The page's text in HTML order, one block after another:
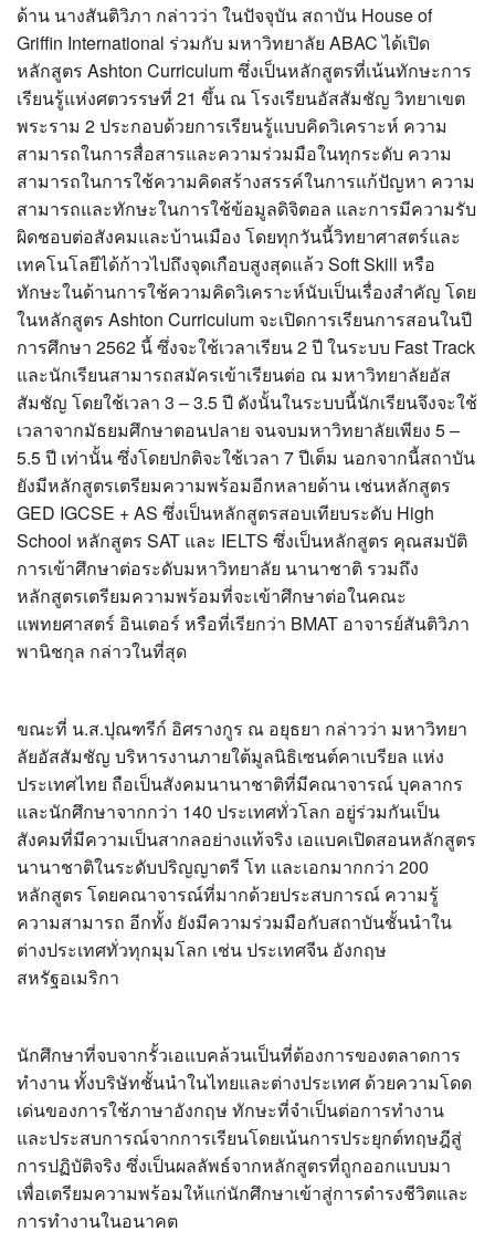
ด้าน นางสันติวิภา กล่าวว่า ในปัจจุบัน สถาบัน House of
Griffin International ร่วมกับ มหาวิทยาลัย ABAC ได้เปิด
หลักสูตร Ashton Curriculum ซึ่งเป็นหลักสูตรที่เน้นทักษะการ
เรียนรู้แห่งศตวรรษที่ 21 ขึ้น ณ โรงเรียนอัสสัมชัญ วิทยาเขต
พระราม 2 ประกอบด้วยการเรียนรู้แบบคิดวิเคราะห์ ความ
สามารถในการสื่อสารและความร่วมมือในทุกระดับ ความ
สามารถในการใช้ความคิดสร้างสรรค์ในการแก้ปัญหา ความ
สามารถและทักษะในการใช้ข้อมูลดิจิตอล และการมีความรับ
ผิดชอบต่อสังคมและบ้านเมือง โดยทุกวันนี้วิทยาศาสตร์และ
เทคโนโลยีได้ก้าวไปถึงจุดเกือบสูงสุดแล้ว Soft Skill หรือ
ทักษะในด้านการใช้ความคิดวิเคราะห์นับเป็นเรื่องสำคัญ โดย
ในหลักสูตร Ashton Curriculum จะเปิดการเรียนการสอนในปี
การศึกษา 2562 นี้ ซึ่งจะใช้เวลาเรียน 2 ปี ในระบบ Fast Track
และนักเรียนสามารถสมัครเข้าเรียนต่อ ณ มหาวิทยาลัยอัส
สัมชัญ โดยใช้เวลา 3 – 3.5 ปี ดังนั้นในระบบนี้นักเรียนจึงจะใช้
เวลาจากมัธยมศึกษาตอนปลาย จนจบมหาวิทยาลัยเพียง 5 –
5.5 ปี เท่านั้น ซึ่งโดยปกติจะใช้เวลา 7 ปีเต็ม นอกจากนี้สถาบัน
ยังมีหลักสูตรเตรียมความพร้อมอีกหลายด้าน เช่นหลักสูตร
GED IGCSE + AS ซึ่งเป็นหลักสูตรสอบเทียบระดับ High
School หลักสูตร SAT และ IELTS ซึ่งเป็นหลักสูตร คุณสมบัติ
การเข้าศึกษาต่อระดับมหาวิทยาลัย นานาชาติ รวมถึง
หลักสูตรเตรียมความพร้อมที่จะเข้าศึกษาต่อในคณะ
แพทยศาสตร์ อินเตอร์ หรือที่เรียกว่า BMAT อาจารย์สันติวิภา
พานิชกุล กล่าวในที่สุด
ขณะที่ น.ส.ปุณฑรีก์ อิศรางกูร ณ อยุธยา กล่าวว่า มหาวิทยา
ลัยอัสสัมชัญ บริหารงานภายใต้มูลนิธิเซนต์คาเบรียล แห่ง
ประเทศไทย ถือเป็นสังคมนานาชาติที่มีคณาจารณ์ บุคลากร
และนักศึกษาจากกว่า 140 ประเทศทั่วโลก อยู่ร่วมกันเป็น
สังคมที่มีความเป็นสากลอย่างแท้จริง เอแบคเปิดสอนหลักสูตร
นานาชาติในระดับปริญญาตรี โท และเอกมากกว่า 200
หลักสูตร โดยคณาจารณ์ที่มากด้วยประสบการณ์ ความรู้
ความสามารถ อีกทั้ง ยังมีความร่วมมือกับสถาบันชั้นนำใน
ต่างประเทศทั่วทุกมุมโลก เช่น ประเทศจีน อังกฤษ
สหรัฐอเมริกา
นักศึกษาที่จบจากรั้วเอแบคล้วนเป็นที่ต้องการของตลาดการ
ทำงาน ทั้งบริษัทชั้นนำในไทยและต่างประเทศ ด้วยความโดด
เด่นของการใช้ภาษาอังกฤษ ทักษะที่จำเป็นต่อการทำงาน
และประสบการณ์จากการเรียนโดยเน้นการประยุกต์ทฤษฎีสู่
การปฏิบัติจริง ซึ่งเป็นผลลัพธ์จากหลักสูตรที่ถูกออกแบบมา
เพื่อเตรียมความพร้อมให้แก่นักศึกษาเข้าสู่การดำรงชีวิตและ
การทำงานในอนาคต